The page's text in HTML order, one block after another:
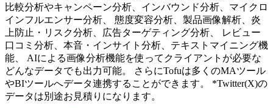
比較分析やキャンペーン分析、インバウンド分析、マイクロ
インフルエンサー分析、 態度変容分析、製品画像解析、炎
上防止・リスク分析、広告ターゲティング分析、 レビュー
口コミ分析、本音・インサイト分析、テキストマイニング機
能、 AIによる画像分析機能を使ってクライアントが必要な
どんなデータでも出力可能。 さらにTofuは多くのMAツール
やBIツールへデータ連携することができます。 *Twitter(X)の
データは別途お見積りになります。